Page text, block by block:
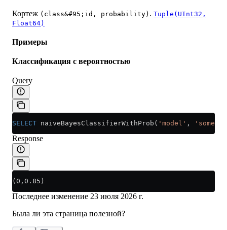
Кортеж (class&#95;id, probability) . Tuple(UInt32,
Float64)
Примеры
Классификация с вероятностью
Query
SELECT naiveBayesClassifierWithProb( 'model' , 'some
Response
(0,0.85)
Последнее изменение 23 июля 2026 г.
Была ли эта страница полезной?